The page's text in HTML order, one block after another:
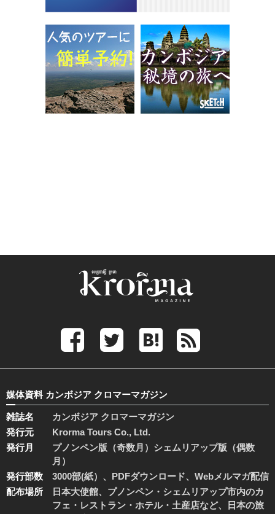
媒体資料 カンボジア クロマーマガジン
雑誌名
カンボジア クロマーマガジン
発行元
Krorma Tours Co., Ltd.
発行月
プノンペン版（奇数月）シェムリアップ版（偶数
月）
発行部数
3000部(紙）、PDFダウンロード、Webメルマガ配信
配布場所
日本大使館、プノンペン・シェムリアップ市内のカ
フェ・レストラン・ホテル・土産店など、日本の旅